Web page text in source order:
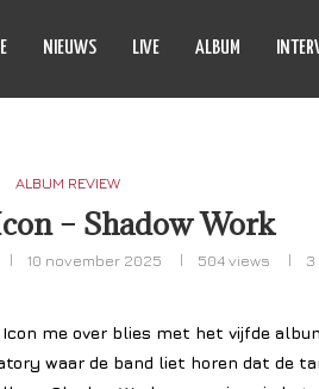
NIEUWS LIVE ALBUM
ALBUM REVIEW
– Shadow Work
10 november 2025 504views
me over blies met het vijfde
waar de band liet horen dat de